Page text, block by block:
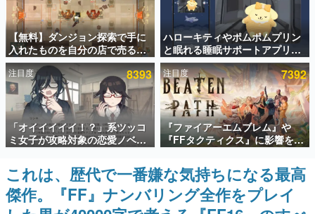
ゲームの企画書
名作ゲームクリエイターの方々に製作時のエピソードをお
聞きし、ヒットする企画（ゲーム）とは何か？を探ってい
きます。
赫本
この物語を解いてはいけない。『赫本』は、〈試験問題〉
の形をした短編ホラー小説集です。
新世代に訊く
これからのデジタルゲーム市場を担う若きクリエイター達
の姿を追い、彼らのルーツと情熱を探っていきます。
ゲーム世代の作家たち
ゲームに多大な影響を受けた作家さんに取材し、ゲームが
日本のコンテンツ産業やカルチャーに与えた影響を探る企
画です。
【無料】ダンジョン探索で手に
入れたものを自分の店で売るゲ
ーム『Moonlighter』がSteam
にて無料配布中！続編
『Moonlighter 2』の9月2日正
式リリースを記念したキャンペ
ーン
ハローキティやポムポムプリン
と眠れる睡眠サポートアプリ
『ゆめたび』が配信中。キャラ
ごとのASMRや目覚ましアラー
ムも搭載
注目度 8393
「オイイイイイ！？」系ツッコ
ミ女子が攻略対象の恋愛ノベル
ゲーム『美術部カノジョ』
Steamストアページが公開。
「お前らーそろそろ自重しろ
ー？＾＾」暗黒微笑の夢女子
や、萌え声不思議ちゃん女子と
注目度 7392
『ファイアーエムブレム』や
『FFタクティクス』に影響を受
けた新作戦略RPG『Beaten
Path』2027年に発売へ。
PC（Steam）、PS5、Xbox、
Switch向けにリリース予定
これは、歴代で一番嫌な気持ちになる最高
傑作。『FF』ナンバリング全作をプレイ